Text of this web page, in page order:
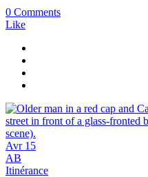
0 Comments
Like
Avr 15
AB
Itinérance